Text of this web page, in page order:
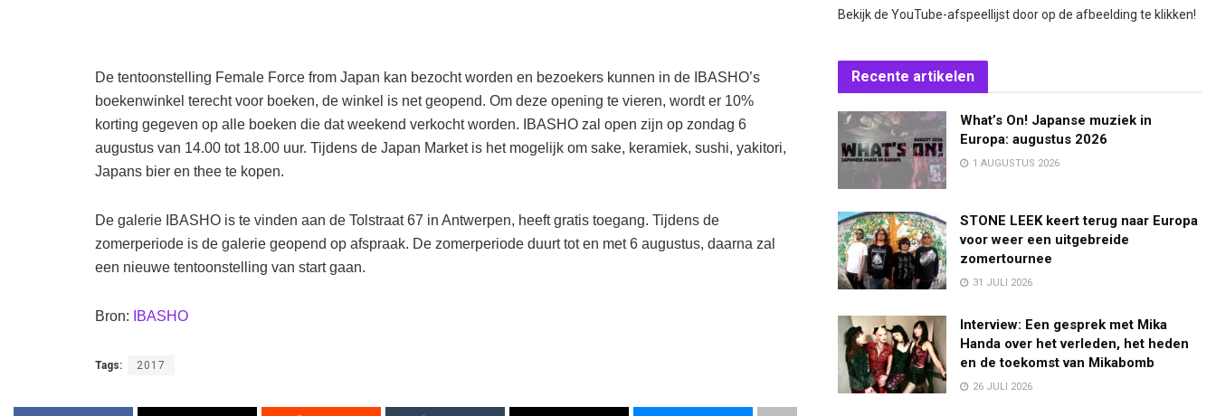
De tentoonstelling Female Force from Japan kan bezocht worden en bezoekers kunnen in de IBASHO’s
boekenwinkel terecht voor boeken, de winkel is net geopend. Om deze opening te vieren, wordt er 10%
korting gegeven op alle boeken die dat weekend verkocht worden. IBASHO zal open zijn op zondag 6
augustus van 14.00 tot 18.00 uur. Tijdens de Japan Market is het mogelijk om sake, keramiek, sushi, yakitori,
Japans bier en thee te kopen.
De galerie IBASHO is te vinden aan de Tolstraat 67 in Antwerpen, heeft gratis toegang. Tijdens de
zomerperiode is de galerie geopend op afspraak. De zomerperiode duurt tot en met 6 augustus, daarna zal
een nieuwe tentoonstelling van start gaan.
Bron: IBASHO
Tags: 2017
Bekijk de YouTube-afspeellijst door op de afbeelding te klikken!
Recente artikelen
What’s On! Japanse muziek in
Europa: augustus 2026
1 AUGUSTUS 2026
STONE LEEK keert terug naar Europa
voor weer een uitgebreide
zomertournee
31 JULI 2026
Interview: Een gesprek met Mika
Handa over het verleden, het heden
en de toekomst van Mikabomb
26 JULI 2026